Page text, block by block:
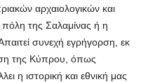
αρχαιολογικών και
της Σαλαμίνας ή η
συνεχή εγρήγορση, εκ
της Κύπρου, όπως
η ιστορική και εθνική μας